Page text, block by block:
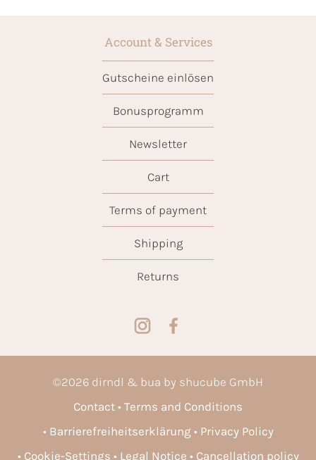
Account & Services
Gutscheine einlösen
Bonusprogramm
Newsletter
Cart
Terms of payment
Shipping
Returns
©2026 dirndl & bua by shucube GmbH
Contact
Terms and Conditions
Barrierefreiheitserklärung
Privacy Policy
Cookie-Settings
Legal Notice Cancellation policy